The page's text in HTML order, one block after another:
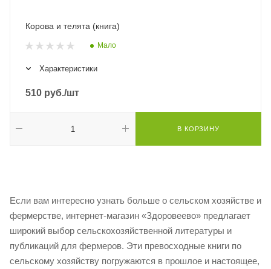
Корова и телята (книга)
Мало
Характеристики
510 руб./шт
В КОРЗИНУ
Если вам интересно узнать больше о сельском хозяйстве и
фермерстве, интернет-магазин «Здоровеево» предлагает
широкий выбор сельскохозяйственной литературы и
публикаций для фермеров. Эти превосходные книги по
сельскому хозяйству погружаются в прошлое и настоящее,